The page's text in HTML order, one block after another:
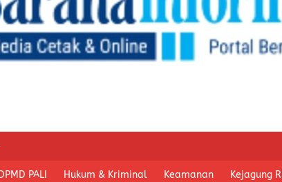
DPMD PALI Hukum & Kriminal Keamanan Kejagung RI